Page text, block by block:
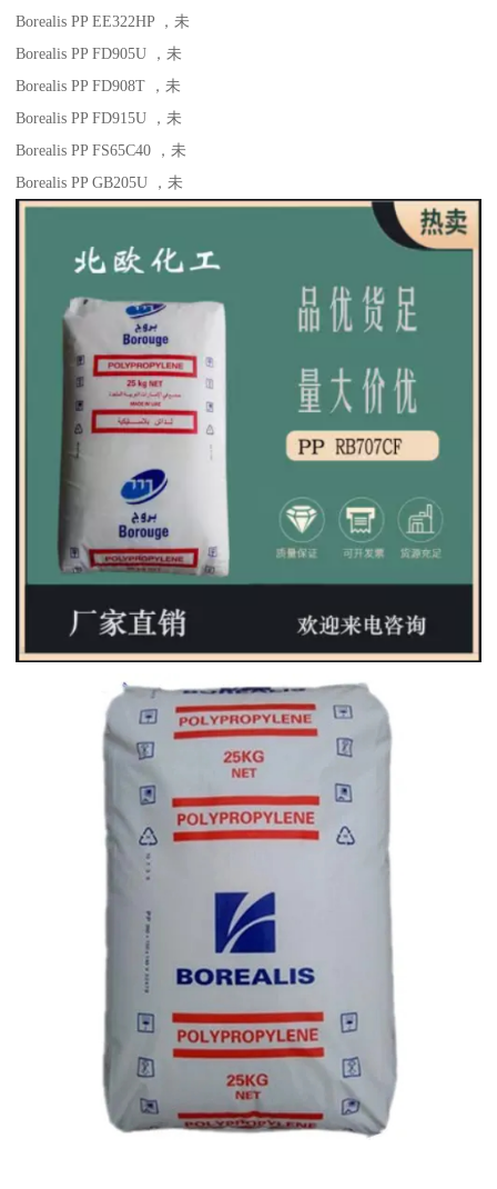
Borealis PP EE322HP
，未
Borealis PP FD905U
，未
Borealis PP FD908T
，未
Borealis PP FD915U
，未
Borealis PP FS65C40
，未
Borealis PP GB205U
，未